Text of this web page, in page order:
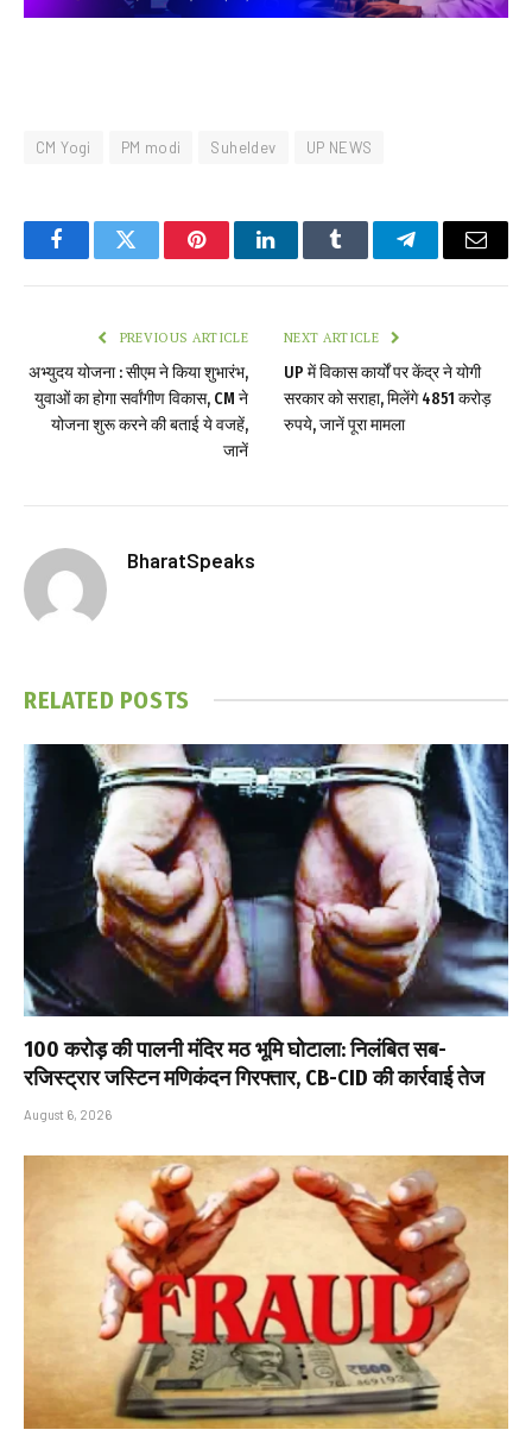
CM Yogi PM modi Suheldev UP NEWS
FacebookTwitter PinterestLinkedInTumblr TelegramEmail
PREVIOUS ARTICLE
अभ्युदय योजना : सीएम ने किया शुभारंभ,
युवाओं का होगा सर्वांगीण विकास, CM ने
योजना शुरू करने की बताई ये वजहें,
जानें
NEXT ARTICLE
UP में विकास कार्यों पर केंद्र ने योगी
सरकार को सराहा, मिलेंगे 4851 करोड़
रुपये, जानें पूरा मामला
BharatSpeaks
RELATED POSTS
₹100 करोड़ की पालनी मंदिर मठ भूमि घोटाला: निलंबित सब-
रजिस्ट्रार जस्टिन मणिकंदन गिरफ्तार, CB-CID की कार्रवाई तेज
August 6, 2026